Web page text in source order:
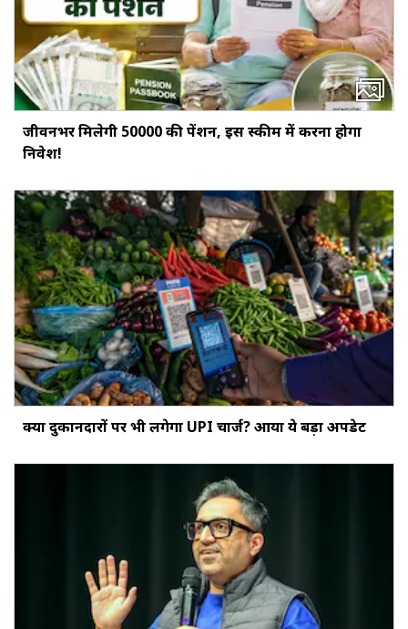
जीवनभर मिलेगी ₹50000 की पेंशन, इस स्‍कीम में करना होगा
निवेश!
क्‍या दुकानदारों पर भी लगेगा UPI चार्ज? आया ये बड़ा अपडेट